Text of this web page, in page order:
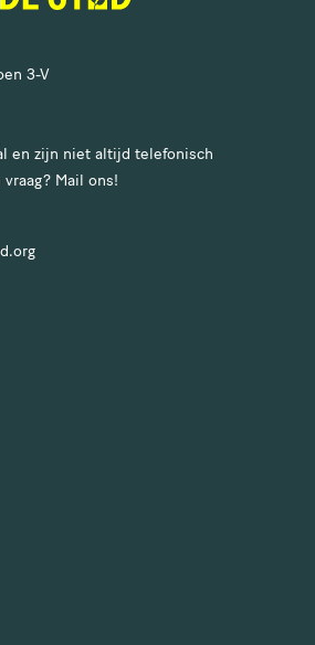
3-V
en zijn niet altijd telefonisch
Mail ons!